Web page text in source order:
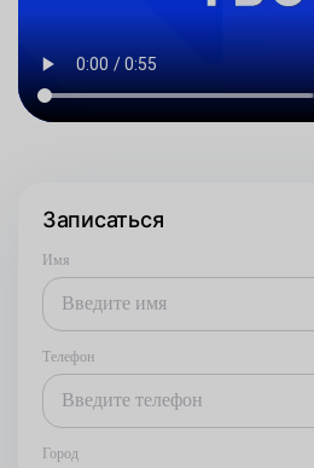
Записаться
Имя
Телефон
Город